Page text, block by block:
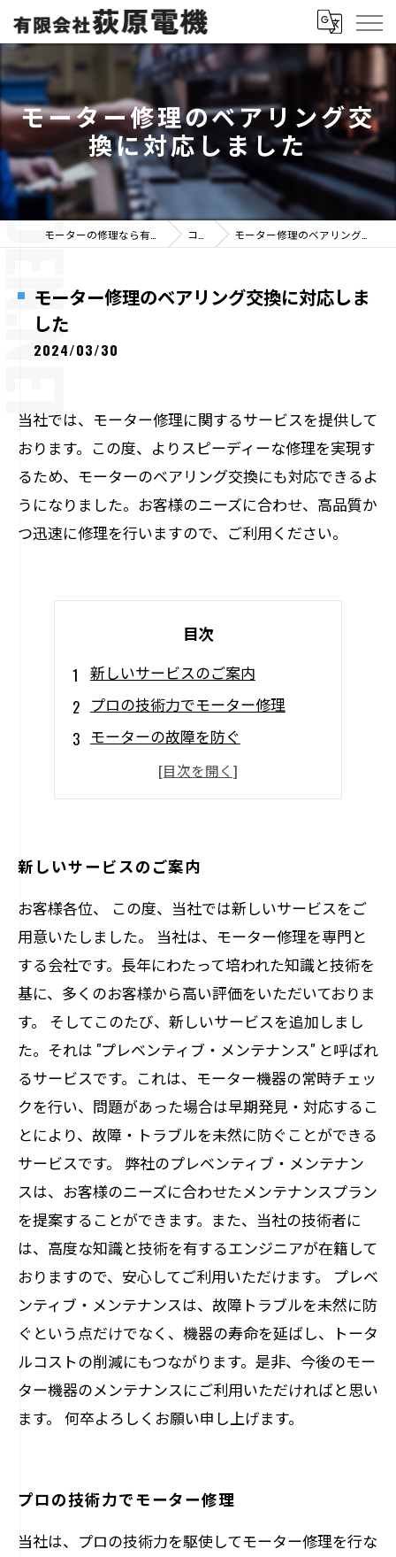
モーター修理のベアリング交
換に対応しました
コラム モーター修理のベアリング交換に対応しました
モーター修理のベアリング交換に対応しま
した
2024/03/30
当社では、モーター修理に関するサービスを提供して
おります。この度、よりスピーディーな修理を実現す
るため、モーターのベアリング交換にも対応できるよ
うになりました。お客様のニーズに合わせ、高品質か
つ迅速に修理を行いますので、ご利用ください。
目次
新しいサービスのご案内
プロの技術力でモーター修理
モーターの故障を防ぐ
スピーディーな修理対応
お客様のニーズに合わせた対応
新しいサービスのご案内
お客様各位、 この度、当社では新しいサービスをご
用意いたしました。 当社は、モーター修理を専門と
する会社です。長年にわたって培われた知識と技術を
基に、多くのお客様から高い評価をいただいておりま
す。 そしてこのたび、新しいサービスを追加しまし
た。それは "プレベンティブ・メンテナンス" と呼ばれ
るサービスです。これは、モーター機器の常時チェッ
クを行い、問題があった場合は早期発見・対応するこ
とにより、故障・トラブルを未然に防ぐことができる
サービスです。 弊社のプレベンティブ・メンテナン
スは、お客様のニーズに合わせたメンテナンスプラン
を提案することができます。また、当社の技術者に
は、高度な知識と技術を有するエンジニアが在籍して
おりますので、安心してご利用いただけます。 プレベ
ンティブ・メンテナンスは、故障トラブルを未然に防
ぐという点だけでなく、機器の寿命を延ばし、トータ
ルコストの削減にもつながります。是非、今後のモー
ター機器のメンテナンスにご利用いただければと思い
ます。 何卒よろしくお願い申し上げます。
プロの技術力でモーター修理
当社は、プロの技術力を駆使してモーター修理を行な